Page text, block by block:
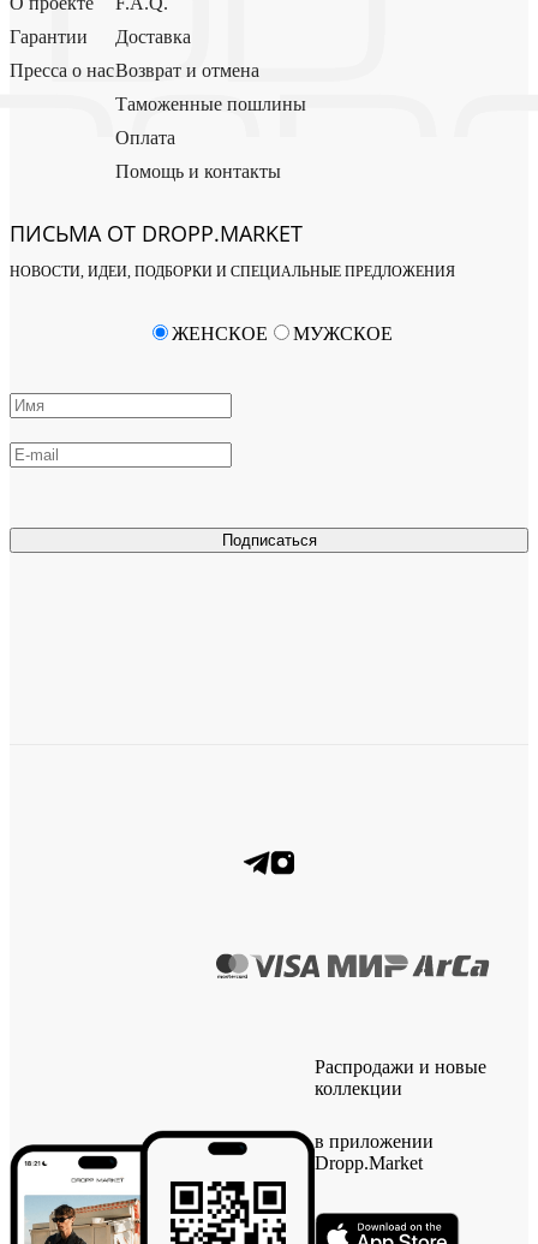
Гарантии
Пресса о нас
Доставка
Возврат и отмена
Таможенные пошлины
Оплата
Помощь и контакты
ПИСЬМА ОТ DROPP.MARKET
НОВОСТИ, ИДЕИ, ПОДБОРКИ И СПЕЦИАЛЬНЫЕ ПРЕДЛОЖЕНИЯ
Подписаться
ЖЕНСКОЕ МУЖСКОЕ
Распродажи и новые
коллекции
в приложении
Dropp.Market